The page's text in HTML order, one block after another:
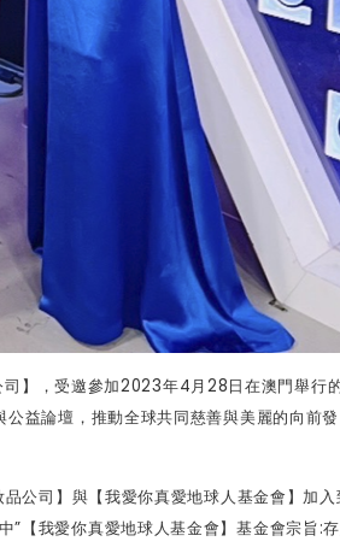
】，受邀參加2023年4月 28日在澳門舉行
益論壇，推動全球共同慈善與美麗的向前發
公司】與【我愛你真愛地球人基金會】加入
” 【我愛你真愛地球人基金會】基金會宗旨: